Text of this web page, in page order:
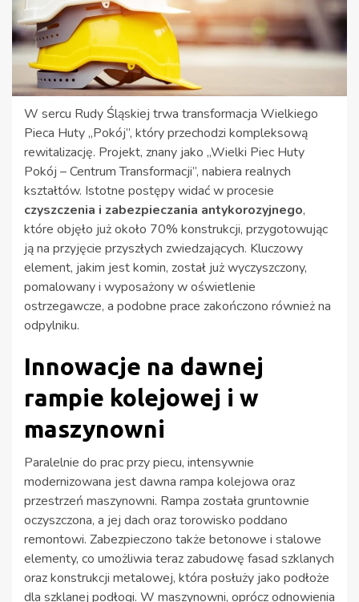
W sercu Rudy Śląskiej trwa transformacja Wielkiego
Pieca Huty „Pokój”, który przechodzi kompleksową
rewitalizację. Projekt, znany jako „Wielki Piec Huty
Pokój – Centrum Transformacji”, nabiera realnych
kształtów. Istotne postępy widać w procesie
czyszczenia i zabezpieczania antykorozyjnego,
które objęło już około 70% konstrukcji, przygotowując
ją na przyjęcie przyszłych zwiedzających. Kluczowy
element, jakim jest komin, został już wyczyszczony,
pomalowany i wyposażony w oświetlenie
ostrzegawcze, a podobne prace zakończono również na
odpylniku.
Innowacje na dawnej
rampie kolejowej i w
maszynowni
Paralelnie do prac przy piecu, intensywnie
modernizowana jest dawna rampa kolejowa oraz
przestrzeń maszynowni. Rampa została gruntownie
oczyszczona, a jej dach oraz torowisko poddano
remontowi. Zabezpieczono także betonowe i stalowe
elementy, co umożliwia teraz zabudowę fasad szklanych
oraz konstrukcji metalowej, która posłuży jako podłoże
dla szklanej podłogi. W maszynowni, oprócz odnowienia